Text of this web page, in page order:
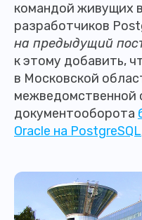
командой живущих
разработчиков
на предыдущий
к этому добавить,
в Московской
межведомственной
документооборота
Oracle на PostgreSQL